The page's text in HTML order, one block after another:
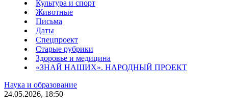
Культура и спорт
Животные
Письма
Даты
Спецпроект
Старые рубрики
Здоровье и медицина
«ЗНАЙ НАШИХ». НАРОДНЫЙ ПРОЕКТ
Наука и образование
24.05.2026, 18:50